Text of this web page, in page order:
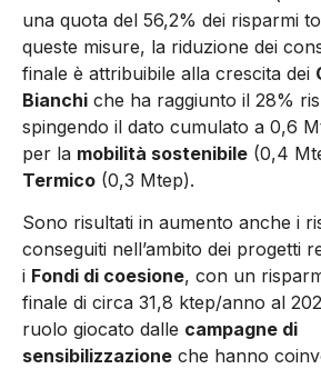
una quota del 56,2% dei risparmi
queste misure, la riduzione dei
finale è attribuibile alla crescita dei
Bianchi che ha raggiunto il 28%
spingendo il dato cumulato a 0,6
per la mobilità sostenibile (0,4
Termico (0,3 Mtep).
Sono risultati in aumento anche i
conseguiti nell’ambito dei progetti
i Fondi di coesione, con un
finale di circa 31,8 ktep/anno al
ruolo giocato dalle campagne di
sensibilizzazione che hanno